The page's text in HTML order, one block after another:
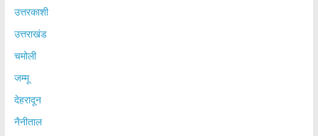
उत्तरकाशी
उत्तराखंड
चमोली
जम्मू
देहरादून
नैनीताल